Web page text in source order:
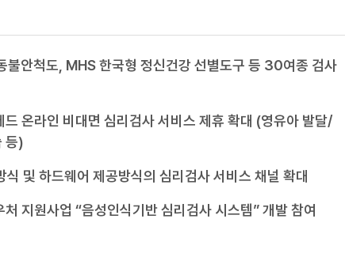
안척도, MHS 한국형 정신건강 선별도구 등 30여종 검사
드 온라인 비대면 심리검사 서비스 제휴 확대 (영유아 발달/
등)
식 및 하드웨어 제공방식의 심리검사 서비스 채널 확대
지원사업 “음성인식기반 심리검사 시스템” 개발 참여